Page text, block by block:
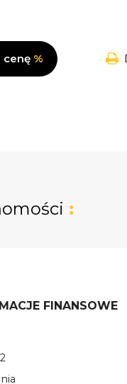
cenę %
:
FINANSOWE